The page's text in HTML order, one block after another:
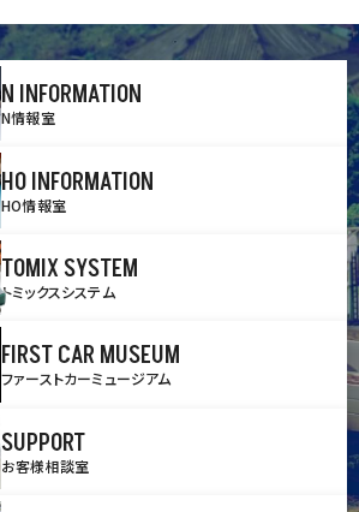
N INFORMATION
N情報室
HO INFORMATION
HO情報室
TOMIX SYSTEM
トミックスシステム
FIRST CAR MUSEUM
ファーストカーミュージアム
SUPPORT
お客様相談室